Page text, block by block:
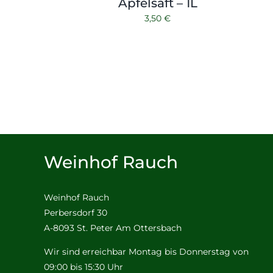
3,50€
Weinhof Rauch
Weinhof Rauch
Perbersdorf 30
A-8093 St. Peter Am Ottersbach
Wir sind erreichbar Montag bis Donnerstag von
09:00 bis 15:30 Uhr